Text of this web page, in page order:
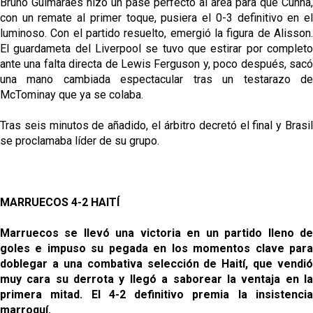
con un remate al primer toque, pusiera el 0-3 definitivo en el
luminoso. Con el partido resuelto, emergió la figura de Alisson.
El guardameta del Liverpool se tuvo que estirar por completo
ante una falta directa de Lewis Ferguson y, poco después, sacó
una mano cambiada espectacular tras un testarazo de
McTominay que ya se colaba.
Tras seis minutos de añadido, el árbitro decretó el final y Brasil
se proclamaba líder de su grupo.
MARRUECOS 4-2 HAITÍ
Marruecos se llevó una victoria en un partido lleno de
goles e impuso su pegada en los momentos clave para
doblegar a una combativa selección de Haití, que vendió
muy cara su derrota y llegó a saborear la ventaja en la
primera mitad. El 4-2 definitivo premia la insistencia
marroquí.